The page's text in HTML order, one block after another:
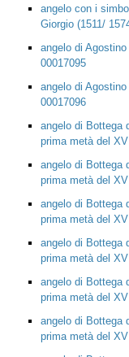
angelo con i
Giorgio (1511/
angelo di
00017095
angelo di
00017096
angelo di Bottega
prima metà del
angelo di Bottega
prima metà del
angelo di Bottega
prima metà del
angelo di Bottega
prima metà del
angelo di Bottega
prima metà del
angelo di Bottega
prima metà del